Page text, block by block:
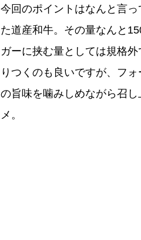
今回のポイントはなんと言
た道産和牛。その量なんと
ガーに挟む量としては規格
りつくのも良いですが、フ
の旨味を噛みしめながら召
メ。